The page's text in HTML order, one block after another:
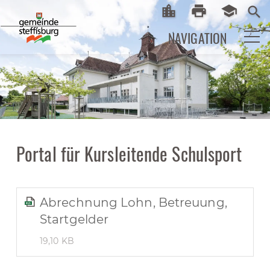
search
Startseite
location_city Print
print school
NAVIGATION
Portal für Kursleitende Schulsport
Abrechnung Lohn, Betreuung,
Startgelder
19,10 KB